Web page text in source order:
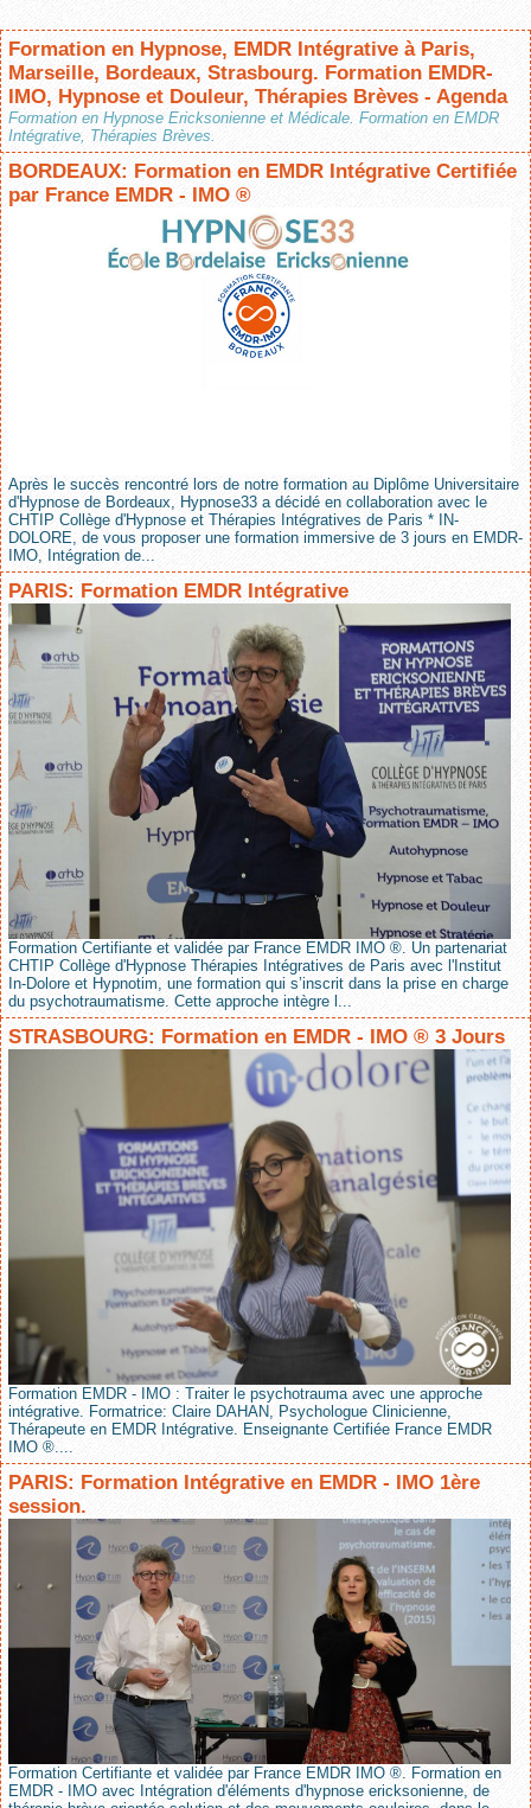
Formation en Hypnose, EMDR Intégrative à Paris,
Marseille, Bordeaux, Strasbourg. Formation EMDR-
IMO, Hypnose et Douleur, Thérapies Brèves - Agenda
Formation en Hypnose Ericksonienne et Médicale. Formation en EMDR
Intégrative, Thérapies Brèves.
BORDEAUX: Formation en EMDR Intégrative Certifiée
par France EMDR - IMO ®
Après le succès rencontré lors de notre formation au Diplôme Universitaire
d'Hypnose de Bordeaux, Hypnose33 a décidé en collaboration avec le
CHTIP Collège d'Hypnose et Thérapies Intégratives de Paris * IN-
DOLORE, de vous proposer une formation immersive de 3 jours en EMDR-
IMO, Intégration de...
PARIS: Formation EMDR Intégrative
Formation Certifiante et validée par France EMDR IMO ®. Un partenariat
CHTIP Collège d'Hypnose Thérapies Intégratives de Paris avec l'Institut
In-Dolore et Hypnotim, une formation qui s’inscrit dans la prise en charge
du psychotraumatisme. Cette approche intègre l...
STRASBOURG: Formation en EMDR - IMO ® 3 Jours
Formation EMDR - IMO : Traiter le psychotrauma avec une approche
intégrative. Formatrice: Claire DAHAN, Psychologue Clinicienne,
Thérapeute en EMDR Intégrative. Enseignante Certifiée France EMDR
IMO ®....
PARIS: Formation Intégrative en EMDR - IMO 1ère
session.
Formation Certifiante et validée par France EMDR IMO ®. Formation en
EMDR - IMO avec Intégration d'éléments d'hypnose ericksonienne, de